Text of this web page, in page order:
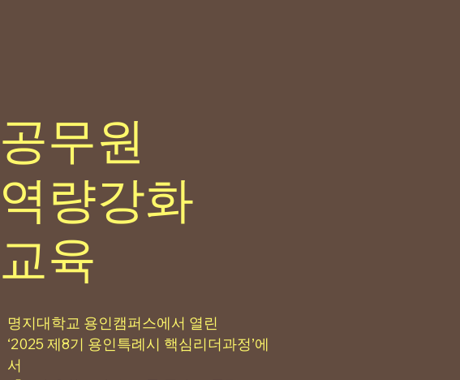
공무원
역량강화
​교육
명지대학교 용인캠퍼스에서 열린
‘2025 제8기 용인특례시 핵심리더과정’에
서